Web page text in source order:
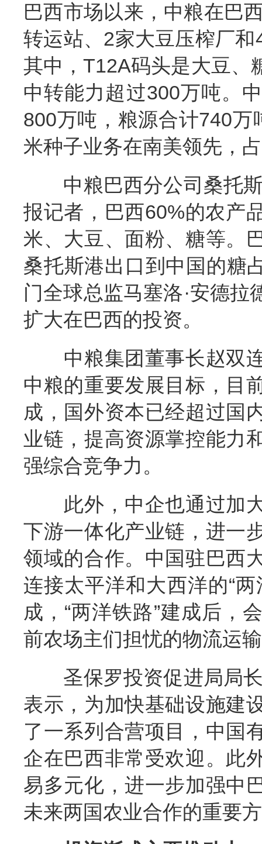
巴西市场以来，中粮在巴
转运站、2家大豆压榨厂
其中，T12A码头是大豆、
中转能力超过300万吨。
800万吨，粮源合计740
米种子业务在南美领先，
中粮巴西分公司桑托斯
报记者，巴西60%的农产
米、大豆、面粉、糖等。
桑托斯港出口到中国的糖
门全球总监马塞洛·安德
扩大在巴西的投资。
中粮集团董事长赵双连
中粮的重要发展目标，目
成，国外资本已经超过国
业链，提高资源掌控能力
强综合竞争力。
此外，中企也通过加大
下游一体化产业链，进一
领域的合作。中国驻巴西
连接太平洋和大西洋的“
成，“两洋铁路”建成后，
前农场主们担忧的物流运
圣保罗投资促进局局长
表示，为加快基础设施建
了一系列合营项目，中国
企在巴西非常受欢迎。此
易多元化，进一步加强中
未来两国农业合作的重要